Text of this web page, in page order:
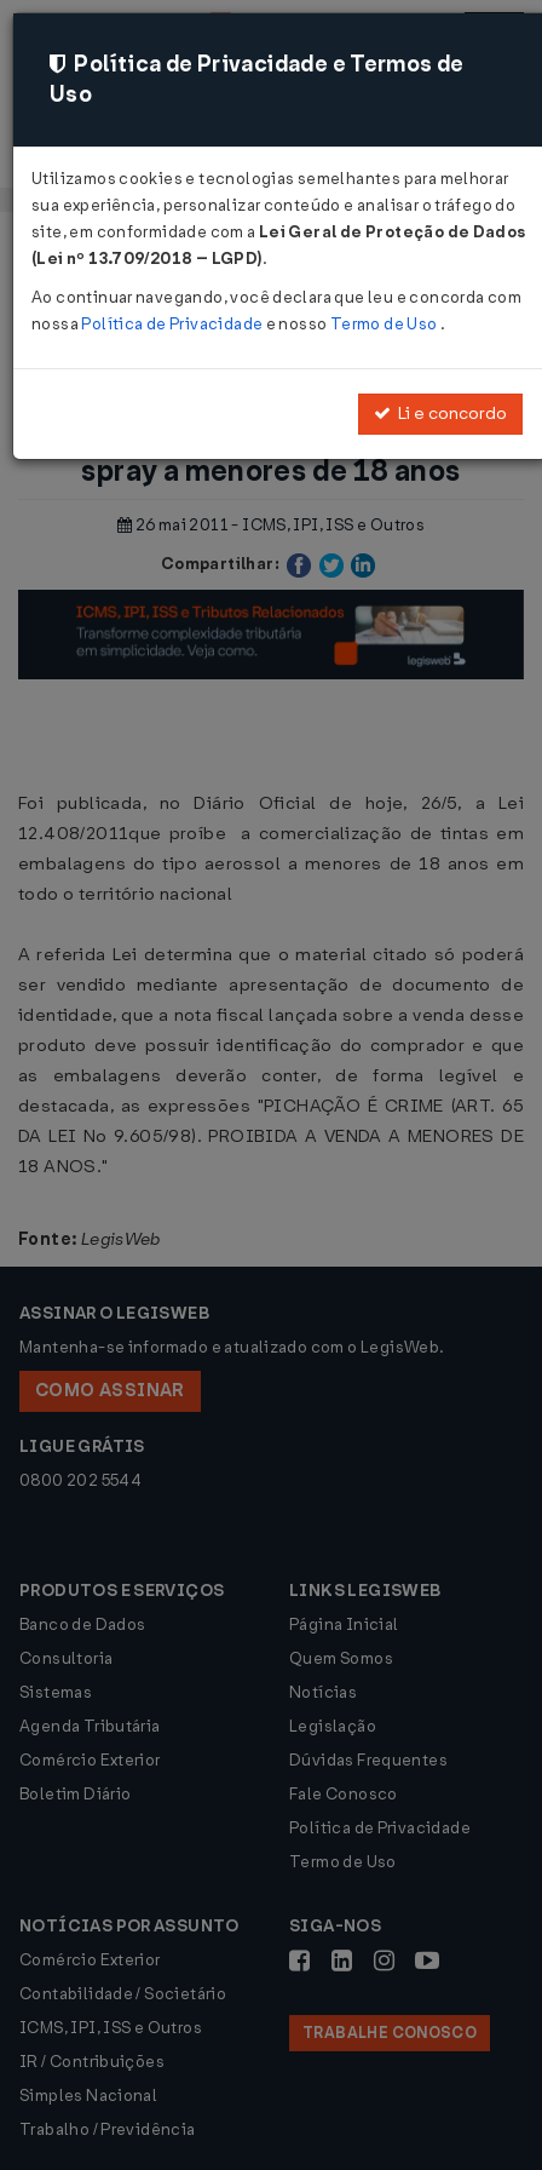
Acessar
Página Inicial
Notícias
anos...
Voltar
Publicada Lei que proíbe venda de
spray a menores de 18 anos
26 mai 2011 - ICMS, IPI, ISS e Outros
Compartilhar:
Foi publicada, no Diário Oficial de hoje, 26/5, a Lei
12.408/2011que proíbe a comercialização de tintas em
embalagens do tipo aerossol a menores de 18 anos em
todo o território nacional
A referida Lei determina que o material citado só poderá
ser vendido mediante apresentação de documento de
identidade, que a nota fiscal lançada sobre a venda desse
produto deve possuir identificação do comprador e que
as embalagens deverão conter, de forma legível e
destacada, as expressões "PICHAÇÃO É CRIME (ART. 65
DA LEI No 9.605/98). PROIBIDA A VENDA A MENORES DE
18 ANOS."
Fonte: LegisWeb
ASSINAR O LEGISWEB
Mantenha-se informado e atualizado com o LegisWeb.
COMO ASSINAR
LIGUE GRÁTIS
0800 202 5544
PRODUTOS E SERVIÇOS
Banco de Dados
Consultoria
Sistemas
Agenda Tributária
Comércio Exterior
Boletim Diário
LINKS LEGISWEB
Página Inicial
Quem Somos
Notícias
Legislação
Dúvidas Frequentes
Fale Conosco
Política de Privacidade
Termo de Uso
NOTÍCIAS POR ASSUNTO
Comércio Exterior
Contabilidade / Societário
ICMS, IPI, ISS e Outros
IR / Contribuições
Simples Nacional
Trabalho / Previdência
SIGA-NOS
TRABALHE CONOSCO
Política de Privacidade e Termos de
Uso
Utilizamos cookies e tecnologias semelhantes para melhorar
sua experiência, personalizar conteúdo e analisar o tráfego do
site, em conformidade com a Lei Geral de Proteção de Dados
(Lei nº 13.709/2018 – LGPD).
Ao continuar navegando, você declara que leu e concorda com
nossaPolítica de Privacidade e nosso Termo de Uso .
Li e concordo